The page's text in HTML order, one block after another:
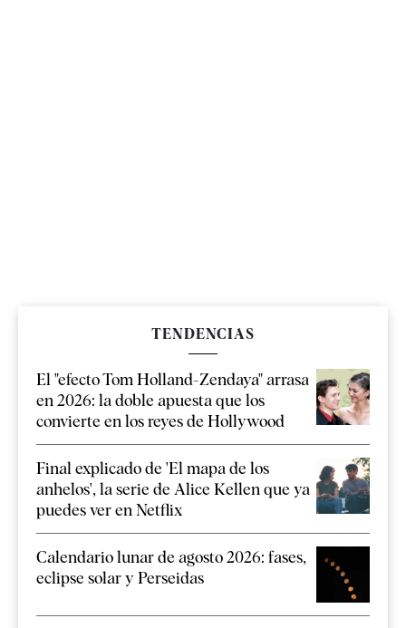
TENDENCIAS
El "efecto Tom Holland-Zendaya" arrasa
en 2026: la doble apuesta que los
convierte en los reyes de Hollywood
Final explicado de 'El mapa de los
anhelos', la serie de Alice Kellen que ya
puedes ver en Netflix
Calendario lunar de agosto 2026: fases,
eclipse solar y Perseidas